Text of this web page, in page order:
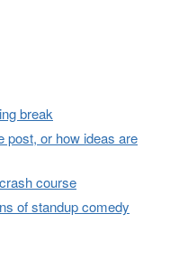
break
post, or how ideas are
course
of standup comedy